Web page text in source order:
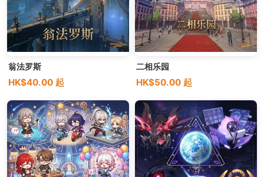
翁法罗斯
HK$40.00 起
二相乐园
HK$50.00 起